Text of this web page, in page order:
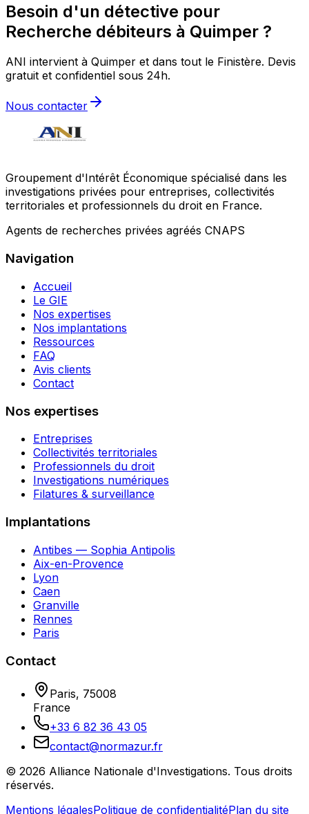
Besoin d'un détective pour
Recherche débiteurs à Quimper ?
ANI intervient à Quimper et dans tout le Finistère. Devis
gratuit et confidentiel sous 24h.
Nous contacter
Groupement d'Intérêt Économique spécialisé dans les
investigations privées pour entreprises, collectivités
territoriales et professionnels du droit en France.
Agents de recherches privées agréés CNAPS
Navigation
Accueil
Le GIE
Nos expertises
Nos implantations
Ressources
FAQ
Avis clients
Contact
Nos expertises
Entreprises
Collectivités territoriales
Professionnels du droit
Investigations numériques
Filatures & surveillance
Implantations
Antibes — Sophia Antipolis
Aix-en-Provence
Lyon
Caen
Granville
Rennes
Paris
Contact
Paris, 75008
France
+33 6 82 36 43 05
contact@normazur.fr
© 2026 Alliance Nationale d'Investigations. Tous droits
réservés.
Mentions légalesPolitique de confidentialitéPlan du site